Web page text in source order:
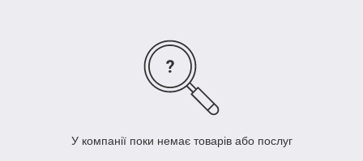
У компанії поки немає товарів або послуг